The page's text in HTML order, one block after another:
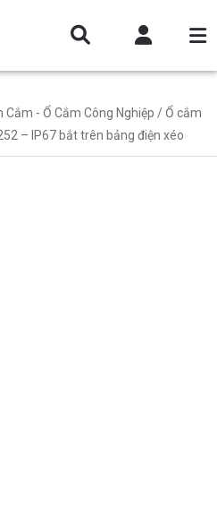
Cắm - Ổ Cắm Công Nghiệp / Ổ cắm
– IP67 bắt trên bảng điện xéo